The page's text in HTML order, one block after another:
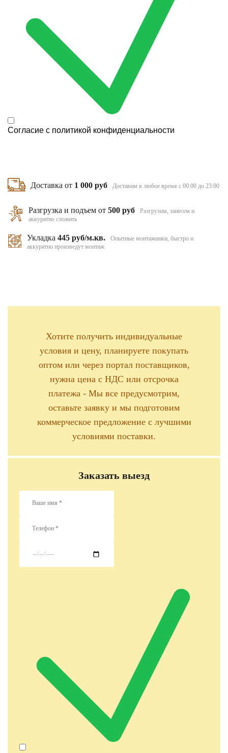
Согласие с политикой конфиденциальности
Доставка от 1 000 руб Доставим в любое время с 00:00 до 23:00
Разгрузка и подъем от500 руб
Разгрузим, занесем и
аккуратно сложить
Укладка 445 руб/м.кв.
Опытные монтажники, быстро и
аккуратно произведут монтаж
Хотите получить индивидуальные
условия и цену, планируете покупать
оптом или через портал поставщиков,
нужна цена с НДС или отсрочка
платежа - Мы все предусмотрим,
оставьте заявку и мы подготовим
коммерческое предложение с лучшими
условиями поставки.
Заказать выезд